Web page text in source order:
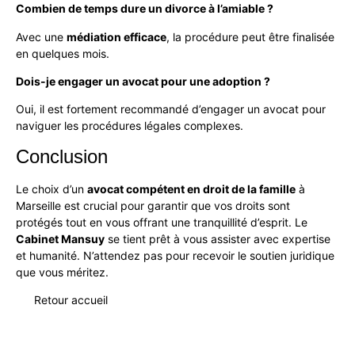
Combien de temps dure un divorce à l’amiable ?
Avec une médiation efficace, la procédure peut être finalisée
en quelques mois.
Dois-je engager un avocat pour une adoption ?
Oui, il est fortement recommandé d’engager un avocat pour
naviguer les procédures légales complexes.
Conclusion
Le choix d’un avocat compétent en droit de la famille à
Marseille est crucial pour garantir que vos droits sont
protégés tout en vous offrant une tranquillité d’esprit. Le
Cabinet Mansuy se tient prêt à vous assister avec expertise
et humanité. N’attendez pas pour recevoir le soutien juridique
que vous méritez.
Retour accueil